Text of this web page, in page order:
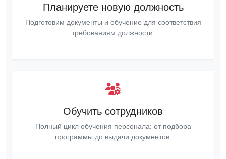
Планируете новую должность
Подготовим документы и обучение для соответствия
требованиям должности.
Обучить сотрудников
Полный цикл обучения персонала: от подбора
программы до выдачи документов.